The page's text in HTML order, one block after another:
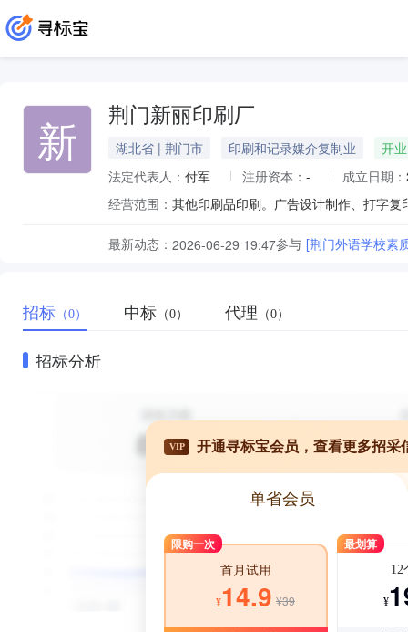
新 荆门新丽印刷厂
湖北省 | 荆门市 印刷和记录媒介复制业
开业
法定代表人： 付军 注册资本： - 成立日期：
经营范围： 其他印刷品印刷。广告设计制作、打字
最新动态： 2026-06-29 19:47参与 [荆门外语学校素
招标 （0） 中标 （0） 代理 （0）
招标分析
VIP 开通寻标宝会员，查看更多招采
单省会员
限购一次
首月试用
¥14.9 ¥39
最划算
12
¥